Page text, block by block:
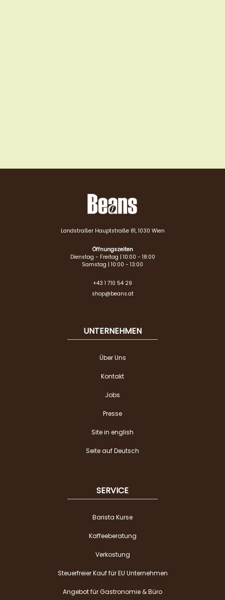
Landstraßer Hauptstraße 81, 1030 Wien
Öffnungszeiten
Dienstag - Freitag | 10:00 - 18:00
Samstag | 10:00 - 13:00
+43 1 710 54 29
shop@beans.at
UNTERNEHMEN
Über Uns
Kontakt
Jobs
Presse
Site in english
Seite auf Deutsch
SERVICE
Barista Kurse
Kaffeeberatung
Verkostung
Steuerfreier Kauf für EU Unternehmen
Angebot für Gastronomie & Büro